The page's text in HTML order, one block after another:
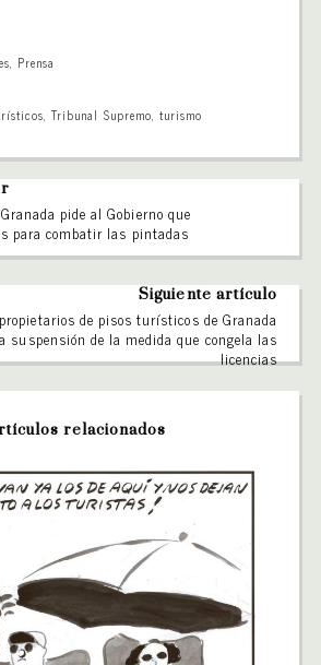
Prensa
,Tribunal Supremo turismo
pide al Gobierno que
para combatir las pintadas
Siguiente artículo
de pisos turísticos de Granada
suspensión de la medida que congela las
licencias
relacionados